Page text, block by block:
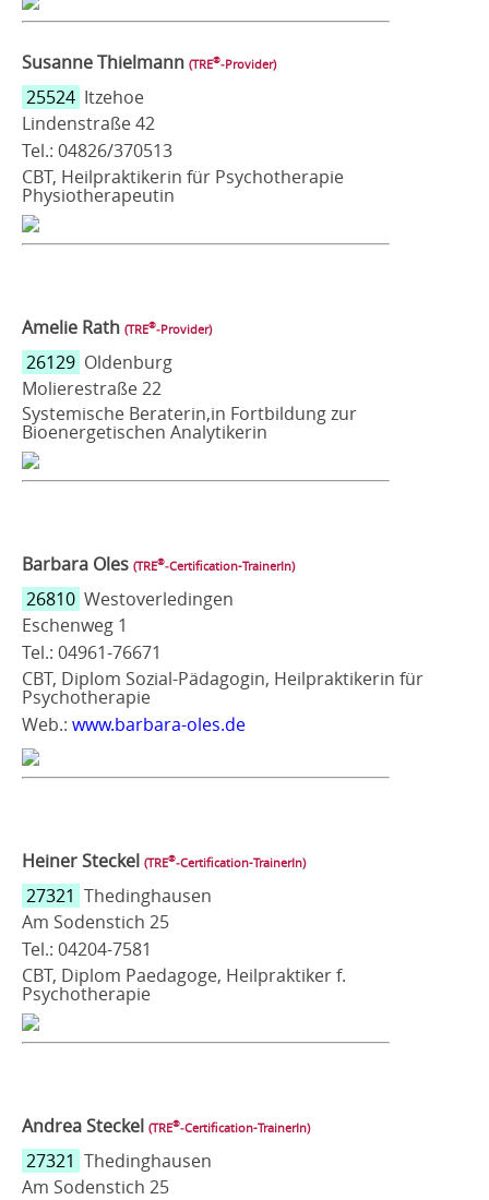
Susanne Thielmann (TRE®‑Provider)
25524 Itzehoe
Lindenstraße 42
Tel.: 04826/370513
CBT, Heilpraktikerin für Psychotherapie
Physiotherapeutin
Amelie Rath (TRE®‑Provider)
26129 Oldenburg
Molierestraße 22
Systemische Beraterin,in Fortbildung zur
Bioenergetischen Analytikerin
Barbara Oles (TRE®‑Certification-TrainerIn)
26810 Westoverledingen
Eschenweg 1
Tel.: 04961-76671
CBT, Diplom Sozial-Pädagogin, Heilpraktikerin für
Psychotherapie
Web.: www.barbara-oles.de
Heiner Steckel (TRE®‑Certification-TrainerIn)
27321 Thedinghausen
Am Sodenstich 25
Tel.: 04204-7581
CBT, Diplom Paedagoge, Heilpraktiker f.
Psychotherapie
Andrea Steckel (TRE®‑Certification-TrainerIn)
27321 Thedinghausen
Am Sodenstich 25